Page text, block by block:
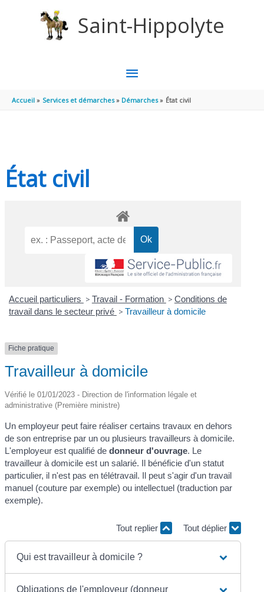
Saint-Hippolyte
MENU
PRINCIPAL
Accueil Services et démarches Démarches État civil
État civil
Accueil particuliers > Travail - Formation > Conditions de
travail dans le secteur privé > Travailleur à domicile
Fiche pratique
Travailleur à domicile
Vérifié le 01/01/2023 - Direction de l'information légale et
administrative (Première ministre)
Un employeur peut faire réaliser certains travaux en dehors
de son entreprise par un ou plusieurs travailleurs à domicile.
L'employeur est qualifié dedonneur d'ouvrage. Le
travailleur à domicile est un salarié. Il bénéficie d'un statut
particulier, il n'est pas en télétravail. Il peut s'agir d'un travail
manuel (couture par exemple) ou intellectuel (traduction par
exemple).
Tout replier Tout déplier
Qui est travailleur à domicile ?
Obligations de l'employeur (donneur